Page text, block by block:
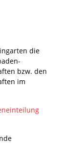
die
bzw. den
im